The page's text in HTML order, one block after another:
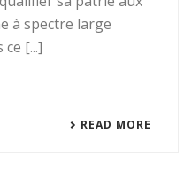
à spectre large
[...]
READ MORE